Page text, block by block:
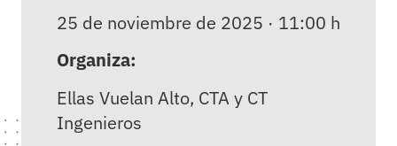
25 de noviembre de 2025 · 11:00 h
Organiza:
Ellas Vuelan Alto, CTA y CT
Ingenieros